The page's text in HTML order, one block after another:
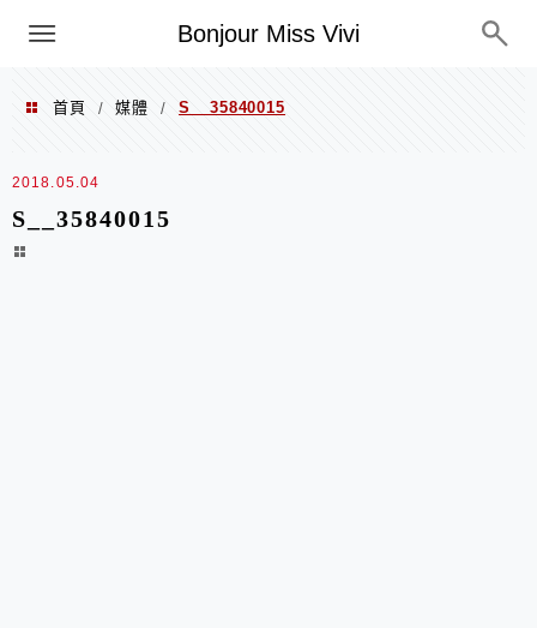
Bonjour Miss Vivi
選單
首頁 / 媒體 / S__35840015
2018.05.04
S__35840015